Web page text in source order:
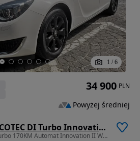
1 / 6
Opel Insignia 1.6 ECOTEC DI Turbo Innovation
1598 cm3 • 170 KM • 1.6 Turbo 170KM Automat Innovation II Wł. Ks. Serwisowa Bezwypadkowy
34 900 PLN
Powyżej średniej